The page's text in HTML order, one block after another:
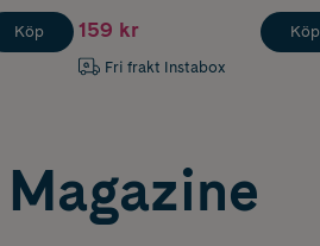
Köp 159 kr
Fri frakt Instabox
Köp